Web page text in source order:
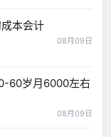
本会计
08月09日
60岁月6000左右
08月09日